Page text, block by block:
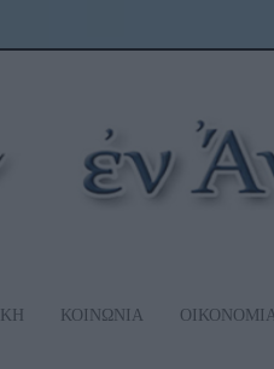
ΚΟΙΝΩΝΙΑ ΟΙΚΟΝΟΜΙΑ